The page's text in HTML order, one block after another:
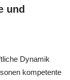
und
Dynamik
kompetente